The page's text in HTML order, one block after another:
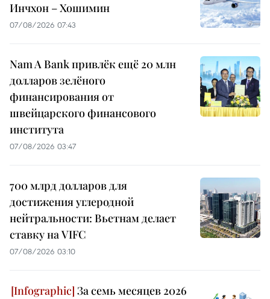
Инчхон – Хошимин
07/08/2026 07:43
Nam A Bank привлёк ещё 20 млн
долларов зелёного
финансирования от
швейцарского финансового
института
07/08/2026 03:47
700 млрд долларов для
достижения углеродной
нейтральности: Вьетнам делает
ставку на VIFC
07/08/2026 03:10
За семь месяцев 2026